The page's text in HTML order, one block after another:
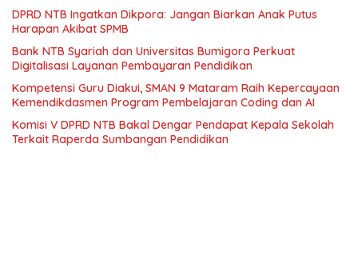
DPRD NTB Ingatkan Dikpora: Jangan Biarkan Anak Putus
Harapan Akibat SPMB
Bank NTB Syariah dan Universitas Bumigora Perkuat
Digitalisasi Layanan Pembayaran Pendidikan
Kompetensi Guru Diakui, SMAN 9 Mataram Raih Kepercayaan
Kemendikdasmen Program Pembelajaran Coding dan AI
Komisi V DPRD NTB Bakal Dengar Pendapat Kepala Sekolah
Terkait Raperda Sumbangan Pendidikan